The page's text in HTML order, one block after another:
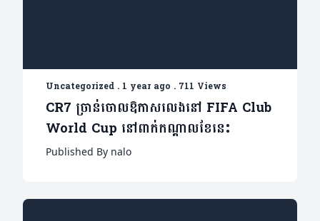
Uncategorized . 1 year ago . 711 Views
CR7 ច្រាន់ចោលឱកាសលេងនៅ FIFA Club
World Cup នៅពាក់កណ្តាលខែនេះ
Published By nalo